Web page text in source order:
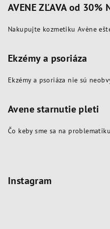
AVENE ZĽAVA od 30%
Nakupujte kozmetiku Avène
Ekzémy a psoriáza
Ekzémy a psoriáza nie sú
Avene starnutie pleti
Čo keby sme sa na
Instagram